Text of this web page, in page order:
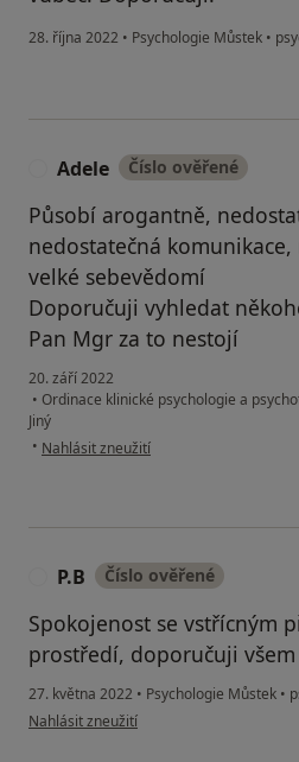
28. října 2022 • Psychologie Můstek •
Adele Číslo ověřené
Působí arogantně,
nedostatečná
velké sebevědomí
Doporučuji vyhledat
Pan Mgr za to nestojí
20. září 2022
• Ordinace klinické psychologie a
Jiný
• podle názoru uživatele Adele
Nahlásit zneužití
P.B Číslo ověřené
Spokojenost se vstřícným
prostředí, doporučuji
27. května 2022 • Psychologie Můstek •
podle názoru uživatele P.B
Nahlásit zneužití